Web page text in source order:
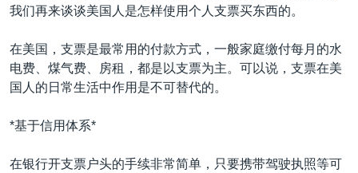
航
转
到
中东
欧洲
非洲
全球议题
人权·法律·宗教
科教·文娱·体健
军事
环境
热点专题
白宫要闻
国会报道
美国建国250周年
埃博拉疫情
VOA视频
VOA今日焦点
我们再来谈谈美国人是怎样使用个人支票买东西的。
在美国，支票是最常用的付款方式，一般家庭缴付每月的水
电费、煤气费、房租，都是以支票为主。可以说，支票在美
国人的日常生活中作用是不可替代的。
*基于信用体系*
在银行开支票户头的手续非常简单，只要携带驾驶执照等可